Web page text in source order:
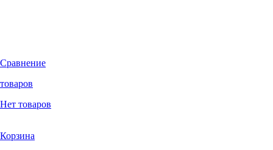
Сравнение
товаров
Нет товаров
Корзина